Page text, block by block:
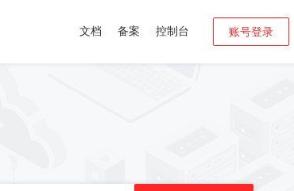
文档 备案 控制台 账号登录